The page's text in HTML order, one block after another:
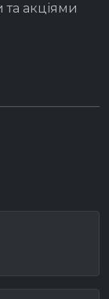
акціями